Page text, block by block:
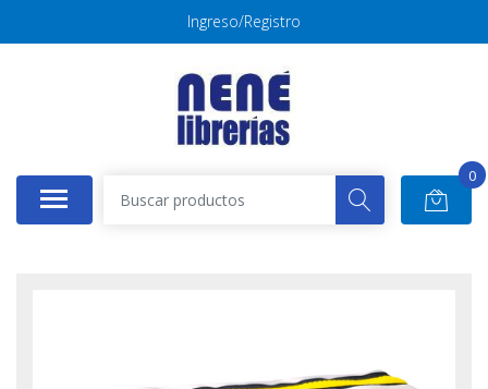
Ingreso/Registro
0